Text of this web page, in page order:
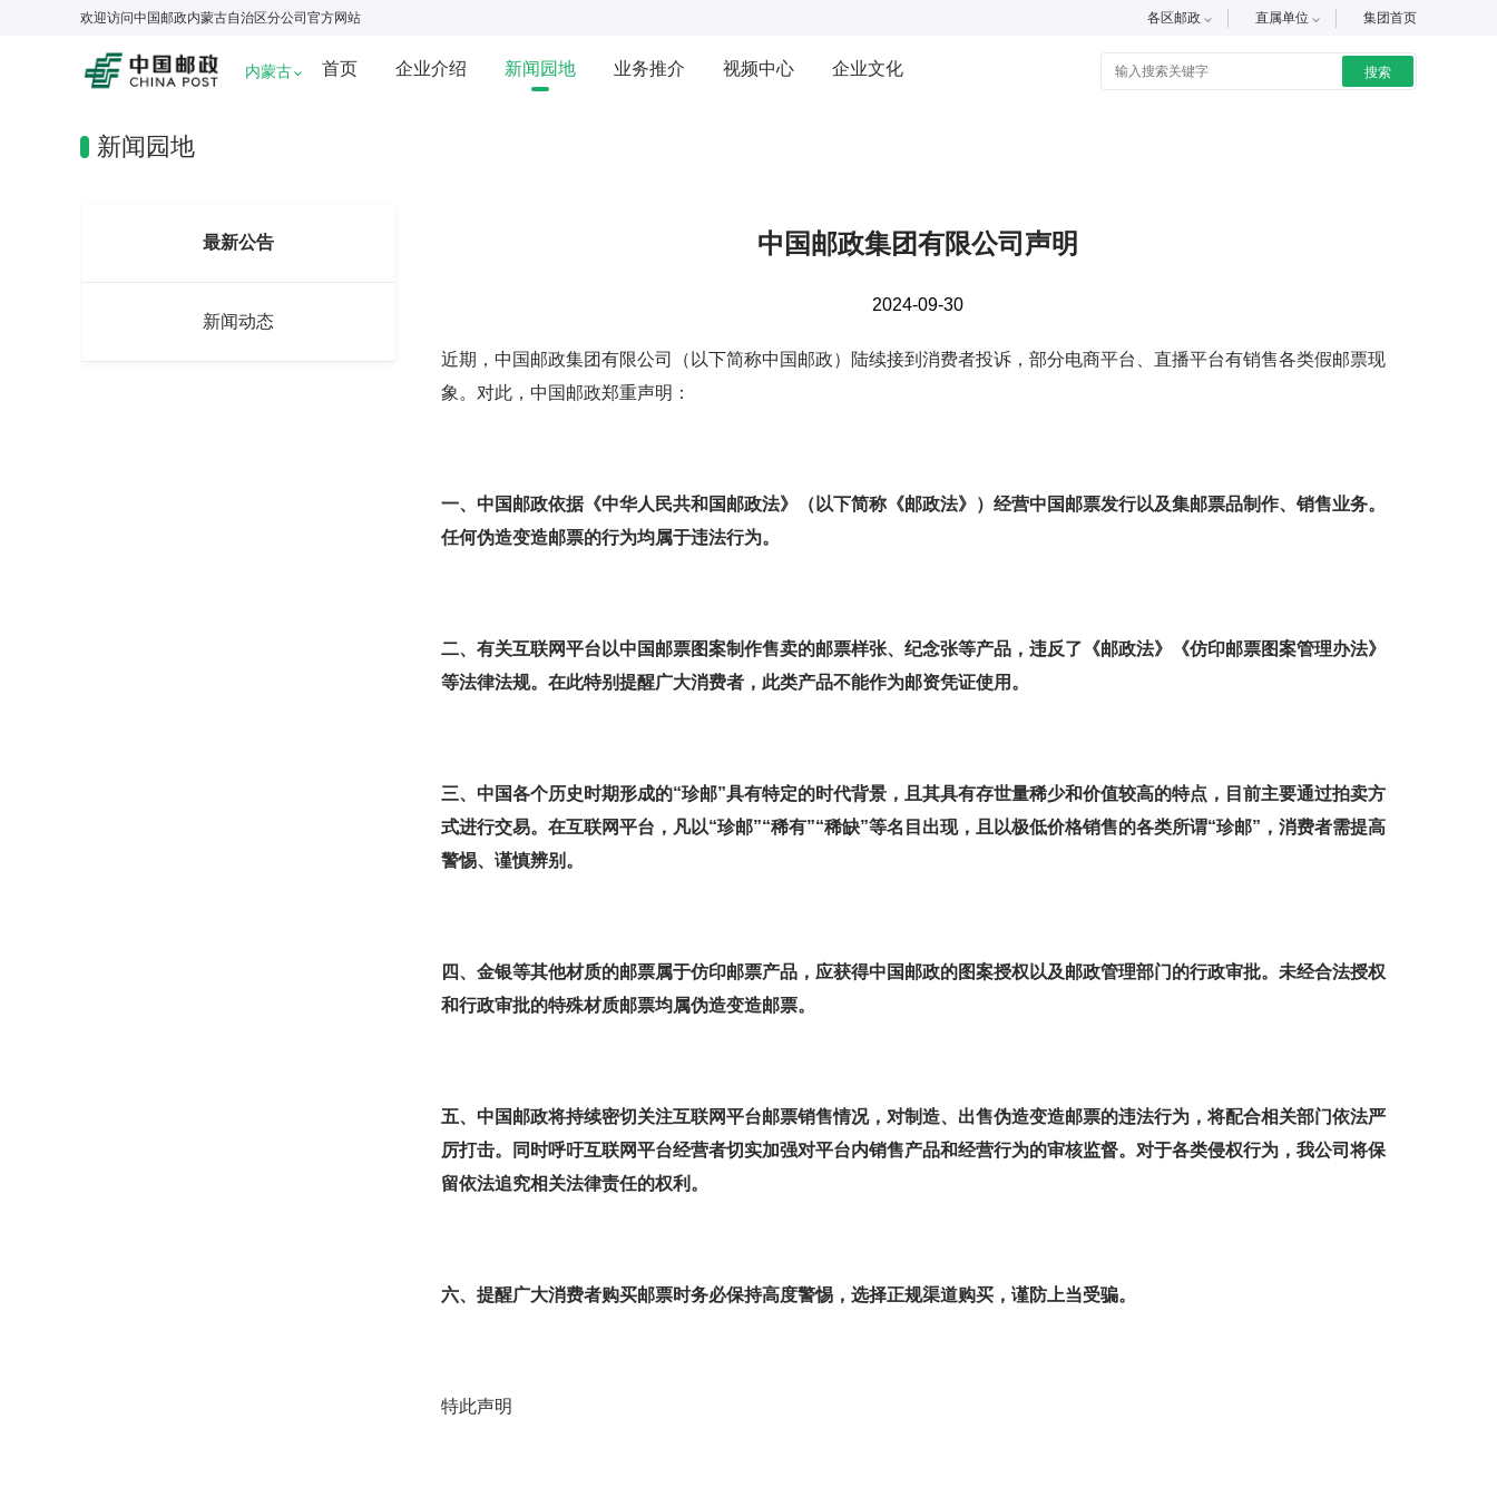
欢迎访问中国邮政内蒙古自治区分公司 官方网站 集团首页
直属单位
各区邮政
内蒙古 首页 企业介绍 新闻园地 业务推介 视频中心 企业文化 搜索
新闻园地
最新公告
新闻动态
中国邮政集团有限公司声明
2024-09-30
近期，中国邮政集团有限公司（以下简称中国邮政）陆续接到消费者投诉，部分电商平台、直播平台有销售各类假邮票现
象。对此，中国邮政郑重声明：
一、中国邮政依据《中华人民共和国邮政法》（以下简称《邮政法》）经营中国邮票发行以及集邮票品制作、销售业务。
任何伪造变造邮票的行为均属于违法行为。
二、有关互联网平台以中国邮票图案制作售卖的邮票样张、纪念张等产品，违反了《邮政法》《仿印邮票图案管理办法》
等法律法规。在此特别提醒广大消费者，此类产品不能作为邮资凭证使用。
三、中国各个历史时期形成的“珍邮”具有特定的时代背景，且其具有存世量稀少和价值较高的特点，目前主要通过拍卖方
式进行交易。在互联网平台，凡以“珍邮”“稀有”“稀缺”等名目出现，且以极低价格销售的各类所谓“珍邮”，消费者需提高
警惕、谨慎辨别。
四、金银等其他材质的邮票属于仿印邮票产品，应获得中国邮政的图案授权以及邮政管理部门的行政审批。未经合法授权
和行政审批的特殊材质邮票均属伪造变造邮票。
五、中国邮政将持续密切关注互联网平台邮票销售情况，对制造、出售伪造变造邮票的违法行为，将配合相关部门依法严
厉打击。同时呼吁互联网平台经营者切实加强对平台内销售产品和经营行为的审核监督。对于各类侵权行为，我公司将保
留依法追究相关法律责任的权利。
六、提醒广大消费者购买邮票时务必保持高度警惕，选择正规渠道购买，谨防上当受骗。
特此声明